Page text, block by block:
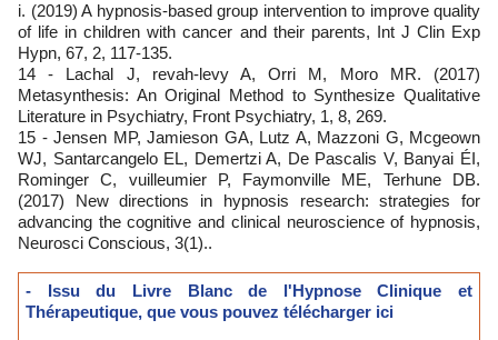
i. (2019) A hypnosis-based group intervention to improve quality
of life in children with cancer and their parents, Int J Clin Exp
Hypn, 67, 2, 117-135.
14 - Lachal J, revah-levy A, Orri M, Moro MR. (2017)
Metasynthesis: An Original Method to Synthesize Qualitative
Literature in Psychiatry, Front Psychiatry, 1, 8, 269.
15 - Jensen MP, Jamieson GA, Lutz A, Mazzoni G, Mcgeown
WJ, Santarcangelo EL, Demertzi A, De Pascalis V, Banyai ÉI,
Rominger C, vuilleumier P, Faymonville ME, Terhune DB.
(2017) New directions in hypnosis research: strategies for
advancing the cognitive and clinical neuroscience of hypnosis,
Neurosci Conscious, 3(1)..
- Issu du Livre Blanc de l'Hypnose Clinique et
Thérapeutique, que vous pouvez télécharger ici